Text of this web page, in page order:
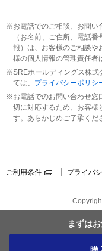
まずは
お電話でのご相談、お問い
（お名前、ご住所、電話
報）は、お客様のご相談や
様の個人情報の管理責任者
SREホールディングス株式
ては、 プライバシーポリシ
お電話でのお問い合わせ窓
切に対応するため、お客様
す。あらかじめご了承くだ
ご利用条件 プライバ